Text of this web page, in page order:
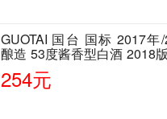
GUOTAI 国台 国标 2017年
酿造 53度酱香型白酒 2018
单瓶装
254元